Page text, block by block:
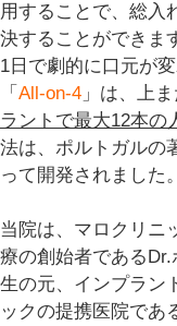
用することで、総入
決することができま
1日で劇的に口元が
「 All-on-4 」は、上
ラントで最大12本の
法は、ポルトガルの
って開発されました。
当院は、 マロクリニ
療の創始者である
生の元、インプラン
ックの提携医院であ